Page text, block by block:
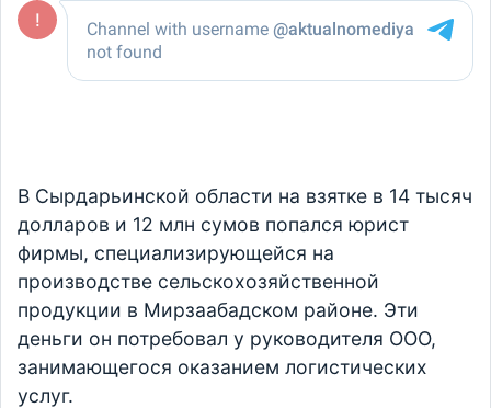
В Сырдарьинской области на взятке в 14 тысяч
долларов и 12 млн сумов попался юрист
фирмы, специализирующейся на
производстве сельскохозяйственной
продукции в Мирзаабадском районе. Эти
деньги он потребовал у руководителя ООО,
занимающегося оказанием логистических
услуг.